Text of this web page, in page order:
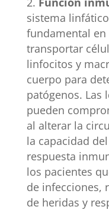
sistema
fundamental
transportar
linfocitos y
cuerpo para
patógenos. Las
pueden
al alterar la
la capacidad
respuesta
los pacientes
de infecciones,
de heridas y